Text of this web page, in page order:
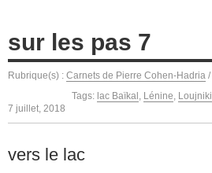
sur les pas 7
Rubrique(s) : Carnets de Pierre Cohen-Hadria /
Tags: lac Baïkal , Lénine, Loujniki
7 juillet, 2018
vers le lac